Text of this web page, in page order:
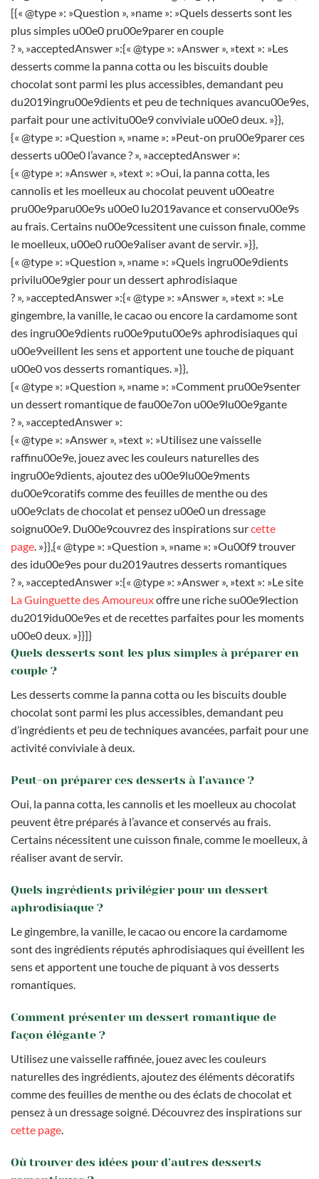
[{« @type »: »Question », »name »: »Quels desserts sont les
plus simples u00e0 pru00e9parer en couple
? », »acceptedAnswer »:{« @type »: »Answer », »text »: »Les
desserts comme la panna cotta ou les biscuits double
chocolat sont parmi les plus accessibles, demandant peu
du2019ingru00e9dients et peu de techniques avancu00e9es,
parfait pour une activitu00e9 conviviale u00e0 deux. »}},
{« @type »: »Question », »name »: »Peut-on pru00e9parer ces
desserts u00e0 l’avance ? », »acceptedAnswer »:
{« @type »: »Answer », »text »: »Oui, la panna cotta, les
cannolis et les moelleux au chocolat peuvent u00eatre
pru00e9paru00e9s u00e0 lu2019avance et conservu00e9s
au frais. Certains nu00e9cessitent une cuisson finale, comme
le moelleux, u00e0 ru00e9aliser avant de servir. »}},
{« @type »: »Question », »name »: »Quels ingru00e9dients
privilu00e9gier pour un dessert aphrodisiaque
? », »acceptedAnswer »:{« @type »: »Answer », »text »: »Le
gingembre, la vanille, le cacao ou encore la cardamome sont
des ingru00e9dients ru00e9putu00e9s aphrodisiaques qui
u00e9veillent les sens et apportent une touche de piquant
u00e0 vos desserts romantiques. »}},
{« @type »: »Question », »name »: »Comment pru00e9senter
un dessert romantique de fau00e7on u00e9lu00e9gante
? », »acceptedAnswer »:
{« @type »: »Answer », »text »: »Utilisez une vaisselle
raffinu00e9e, jouez avec les couleurs naturelles des
ingru00e9dients, ajoutez des u00e9lu00e9ments
du00e9coratifs comme des feuilles de menthe ou des
u00e9clats de chocolat et pensez u00e0 un dressage
soignu00e9. Du00e9couvrez des inspirations surcette
page. »}},{« @type »: »Question », »name »: »Ou00f9 trouver
des idu00e9es pour du2019autres desserts romantiques
? », »acceptedAnswer »:{« @type »: »Answer », »text »: »Le site
La Guinguette des Amoureuxoffre une riche su00e9lection
du2019idu00e9es et de recettes parfaites pour les moments
u00e0 deux. »}}]}
Quels desserts sont les plus simples à préparer en
couple ?
Les desserts comme la panna cotta ou les biscuits double
chocolat sont parmi les plus accessibles, demandant peu
d’ingrédients et peu de techniques avancées, parfait pour une
activité conviviale à deux.
Peut-on préparer ces desserts à l’avance ?
Oui, la panna cotta, les cannolis et les moelleux au chocolat
peuvent être préparés à l’avance et conservés au frais.
Certains nécessitent une cuisson finale, comme le moelleux, à
réaliser avant de servir.
Quels ingrédients privilégier pour un dessert
aphrodisiaque ?
Le gingembre, la vanille, le cacao ou encore la cardamome
sont des ingrédients réputés aphrodisiaques qui éveillent les
sens et apportent une touche de piquant à vos desserts
romantiques.
Comment présenter un dessert romantique de
façon élégante ?
Utilisez une vaisselle raffinée, jouez avec les couleurs
naturelles des ingrédients, ajoutez des éléments décoratifs
comme des feuilles de menthe ou des éclats de chocolat et
pensez à un dressage soigné. Découvrez des inspirations sur
cette page
Où trouver des idées pour d’autres desserts